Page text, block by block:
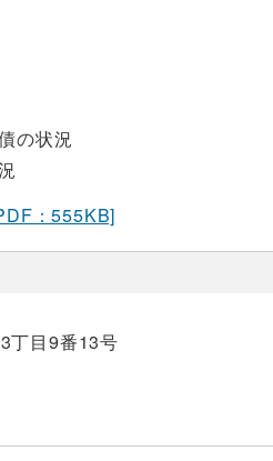
の状況
：555KB]
丁目9番13号